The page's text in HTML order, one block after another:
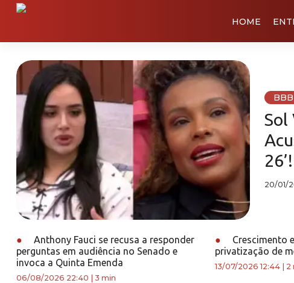
HOME
BBB
Sol
26’!
20/01/
●
Anthony Fauci se recusa a responder
perguntas em audiência no Senado e
invoca a Quinta Emenda
06/08/2026 22:40 3 min
●
Crescimento
privatização de
13/07/2026 12:44| 2